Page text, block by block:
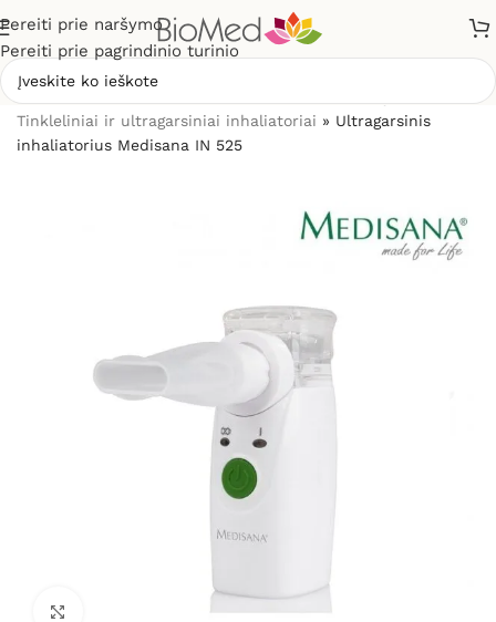
Pereiti prie naršymo
Pereiti prie pagrindinio turinio
Tinkleliniai ir ultragarsiniai inhaliatoriai » Ultragarsinis
inhaliatorius Medisana IN 525
Spustelėkite, kad padidintumėte